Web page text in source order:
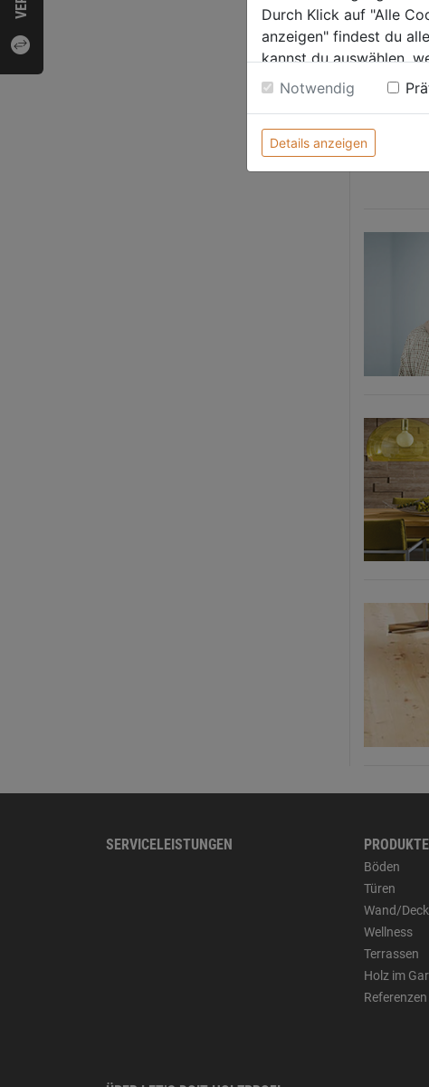
am besten
MEHR
SERVICELEISTUNGEN PRODUKTE
Böden
Türen
Wand/
Wellness
Terrassen
Holz im
Referenzen
Durch Klick auf "Alle
anzeigen" findest du
kannst du auswählen,
Weitere Informationen
Notwendig
Details anzeigen